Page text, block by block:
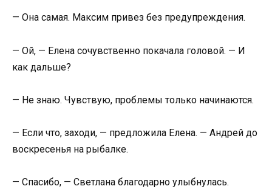
— Она самая. Максим привез без предупреждения.
— Ой, — Елена сочувственно покачала головой. — И
как дальше?
— Не знаю. Чувствую, проблемы только начинаются.
— Если что, заходи, — предложила Елена. — Андрей до
воскресенья на рыбалке.
— Спасибо, — Светлана благодарно улыбнулась.